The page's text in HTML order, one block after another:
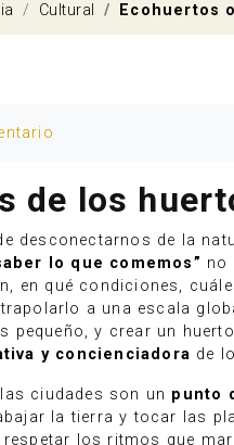
Cultural Ecohuertos
de los
desconectarnos de la
lo que comemos” no
en qué condiciones,
a una escala
pequeño, y crear un
y concienciadora de
ciudades son un punto
la tierra y tocar las
respetar los ritmos que